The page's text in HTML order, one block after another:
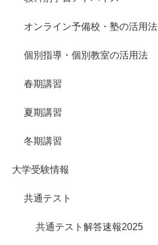
オンライン予備校・塾の活用法
個別指導・個別教室の活用法
春期講習
夏期講習
冬期講習
大学受験情報
共通テスト
共通テスト解答速報2025